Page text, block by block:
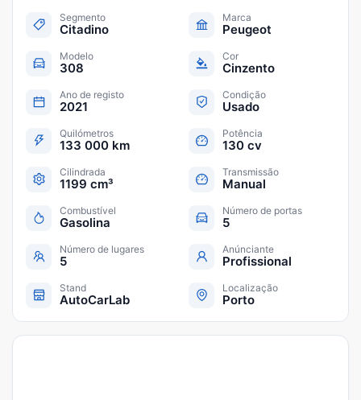
Segmento
Citadino
Marca
Peugeot
Modelo
308
Cor
Cinzento
Ano de registo
2021
Condição
Usado
Quilómetros
133 000 km
Potência
130 cv
Cilindrada
1199 cm³
Transmissão
Manual
Combustível
Gasolina
Número de portas
5
Número de lugares
5
Anúnciante
Profissional
Stand
AutoCarLab
Localização
Porto